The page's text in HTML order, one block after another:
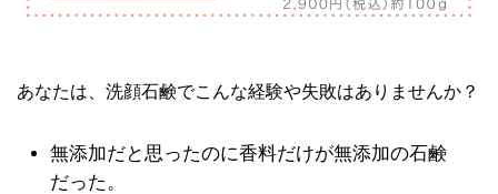
あなたは、洗顔石鹸でこんな経験や失敗はありませんか？
無添加だと思ったのに香料だけが無添加の石鹸
だった。